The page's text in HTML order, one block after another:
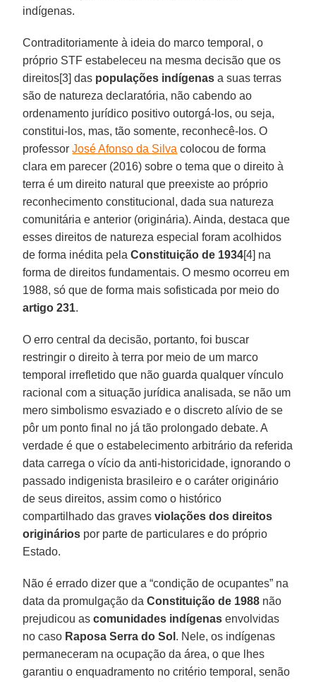
indígenas.
Contraditoriamente à ideia do marco temporal, o
próprio STF estabeleceu na mesma decisão que os
direitos[3] das populações indígenas a suas terras
são de natureza declaratória, não cabendo ao
ordenamento jurídico positivo outorgá-los, ou seja,
constitui-los, mas, tão somente, reconhecê-los. O
professorJosé Afonso da Silva colocou de forma
clara em parecer (2016) sobre o tema que o direito à
terra é um direito natural que preexiste ao próprio
reconhecimento constitucional, dada sua natureza
comunitária e anterior (originária). Ainda, destaca que
esses direitos de natureza especial foram acolhidos
de forma inédita pelaConstituição de 1934[4] na
forma de direitos fundamentais. O mesmo ocorreu em
1988, só que de forma mais sofisticada por meio do
artigo 231.
O erro central da decisão, portanto, foi buscar
restringir o direito à terra por meio de um marco
temporal irrefletido que não guarda qualquer vínculo
racional com a situação jurídica analisada, se não um
mero simbolismo esvaziado e o discreto alívio de se
pôr um ponto final no já tão prolongado debate. A
verdade é que o estabelecimento arbitrário da referida
data carrega o vício da anti-historicidade, ignorando o
passado indigenista brasileiro e o caráter originário
de seus direitos, assim como o histórico
compartilhado das gravesviolações dos direitos
originários por parte de particulares e do próprio
Estado.
Não é errado dizer que a “condição de ocupantes” na
data da promulgação daConstituição de 1988 não
prejudicou ascomunidades indígenas envolvidas
no caso Raposa Serra do Sol . Nele, os indígenas
permaneceram na ocupação da área, o que lhes
garantiu o enquadramento no critério temporal, senão